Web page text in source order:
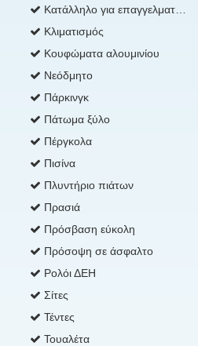
Κατάλληλο για επαγγελματική χρήση
Κλιματισμός
Κουφώματα αλουμινίου
Νεόδμητο
Πάρκινγκ
Πάτωμα ξύλο
Πέργκολα
Πισίνα
Πλυντήριο πιάτων
Πρασιά
Πρόσβαση εύκολη
Πρόσοψη σε άσφαλτο
Ρολόι ΔΕΗ
Σίτες
Τέντες
Τουαλέτα